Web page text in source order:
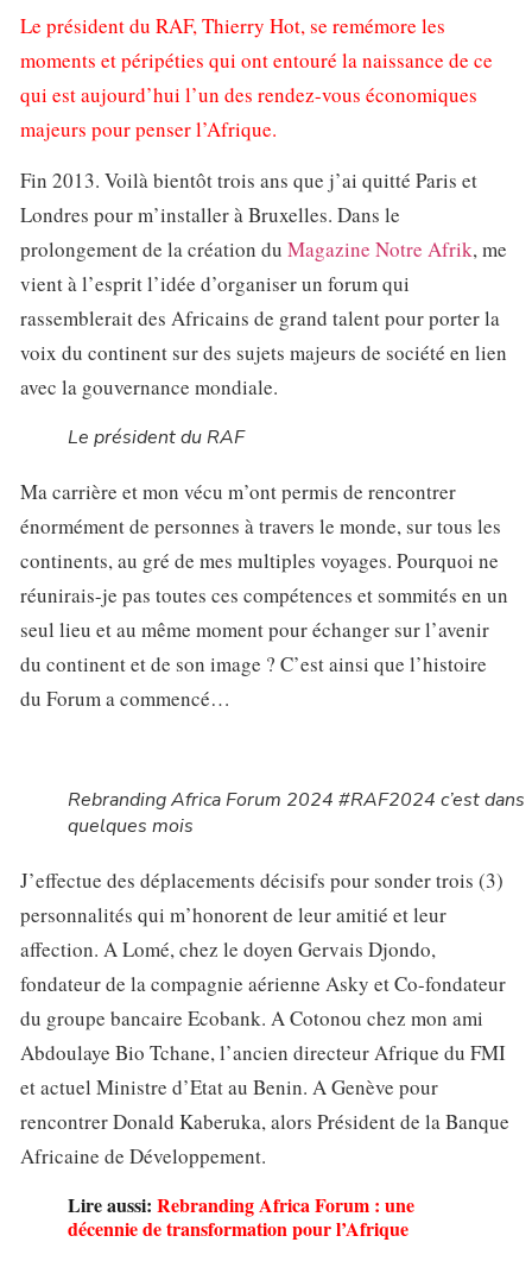
Le président du RAF, Thierry Hot, se remémore les
moments et péripéties qui ont entouré la naissance de ce
qui est aujourd’hui l’un des rendez-vous économiques
majeurs pour penser l’Afrique.
Fin 2013. Voilà bientôt trois ans que j’ai quitté Paris et
Londres pour m’installer à Bruxelles. Dans le
prolongement de la création du Magazine Notre Afrik, me
vient à l’esprit l’idée d’organiser un forum qui
rassemblerait des Africains de grand talent pour porter la
voix du continent sur des sujets majeurs de société en lien
avec la gouvernance mondiale.
Le président du RAF
Ma carrière et mon vécu m’ont permis de rencontrer
énormément de personnes à travers le monde, sur tous les
continents, au gré de mes multiples voyages. Pourquoi ne
réunirais-je pas toutes ces compétences et sommités en un
seul lieu et au même moment pour échanger sur l’avenir
du continent et de son image ? C’est ainsi que l’histoire
du Forum a commencé…
Rebranding Africa Forum 2024 #RAF2024 c’est dans
quelques mois
J’effectue des déplacements décisifs pour sonder trois (3)
personnalités qui m’honorent de leur amitié et leur
affection. A Lomé, chez le doyen Gervais Djondo,
fondateur de la compagnie aérienne Asky et Co-fondateur
du groupe bancaire Ecobank. A Cotonou chez mon ami
Abdoulaye Bio Tchane, l’ancien directeur Afrique du FMI
et actuel Ministre d’Etat au Benin. A Genève pour
rencontrer Donald Kaberuka, alors Président de la Banque
Africaine de Développement.
Lire aussi: Rebranding Africa Forum : une
décennie de transformation pour l’Afrique